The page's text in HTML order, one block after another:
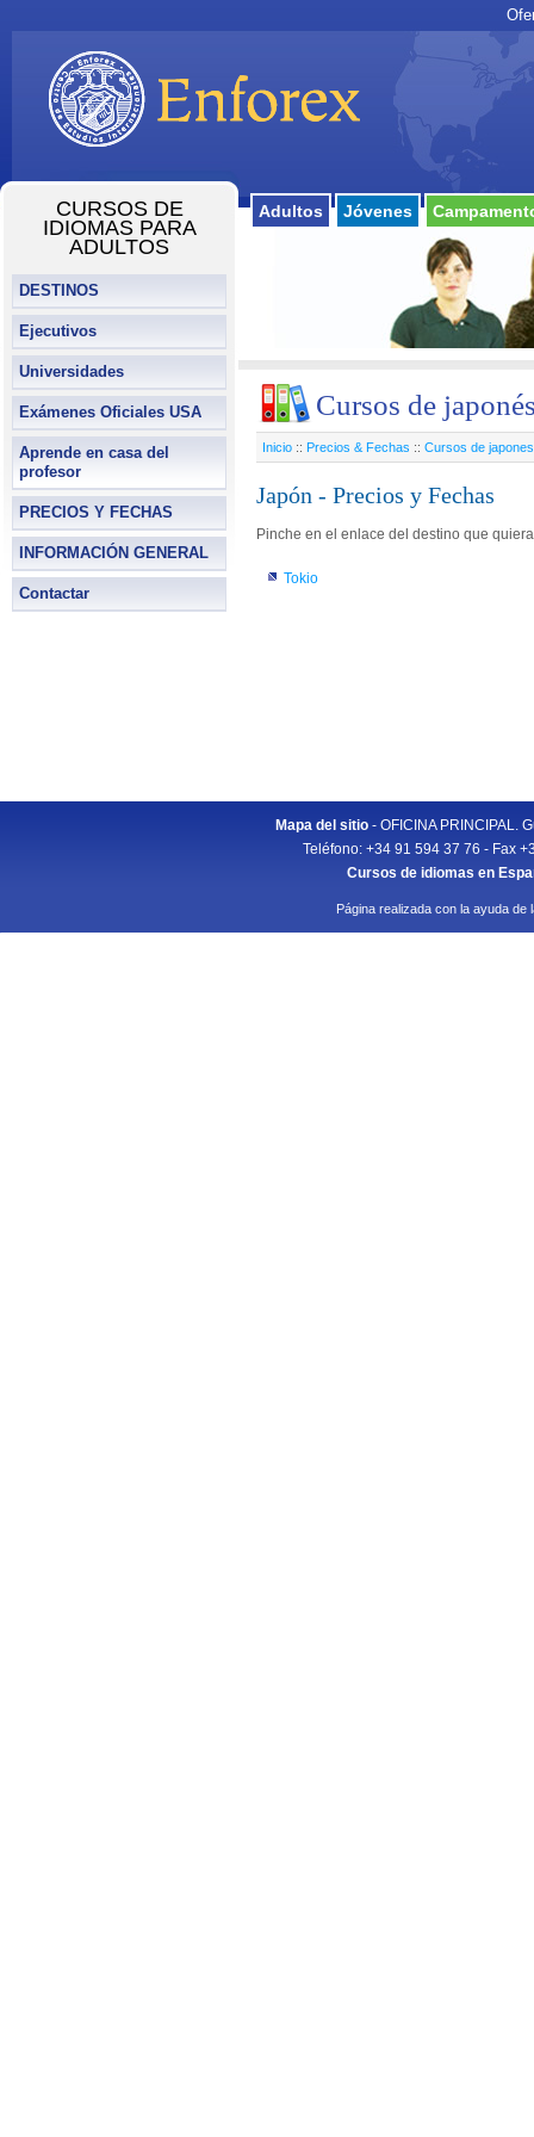
Adultos Jóvenes
CURSOS DE
IDIOMAS PARA
ADULTOS
DESTINOS
Ejecutivos
Universidades
Exámenes Oficiales USA
Aprende en casa del
profesor
PRECIOS Y FECHAS
INFORMACIÓN GENERAL
Contactar
Cursos de
Inicio :: Precios & Fechas :: Cursos de
Japón - Precios y Fechas
Pinche en el enlace del destino que
Tokio
Mapa del sitio- OFICINA PRINCIPAL.
Teléfono: +34 91 594 37 76 - Fax
Cursos de idiomas en
Página realizada con la ayuda